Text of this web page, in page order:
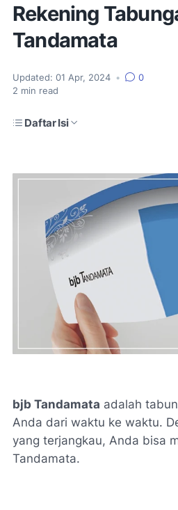
Rekening
Tandamata
Updated: 01 Apr, 2024 •
0
2 min read
Daftar Isi
bjb Tandamata adalah
Anda dari waktu ke waktu.
yang terjangkau, Anda bisa
Tandamata.